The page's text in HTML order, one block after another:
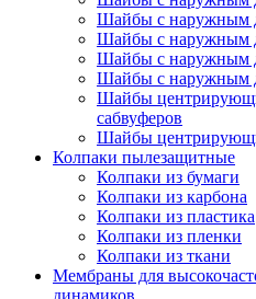
Шайбы с наружным
Шайбы с наружным
Шайбы с наружным
Шайбы с наружным
Шайбы
сабвуферов
Шайбы
Колпаки пылезащитные
Колпаки из бумаги
Колпаки из карбона
Колпаки из пластика
Колпаки из пленки
Колпаки из ткани
Мембраны для
динамиков